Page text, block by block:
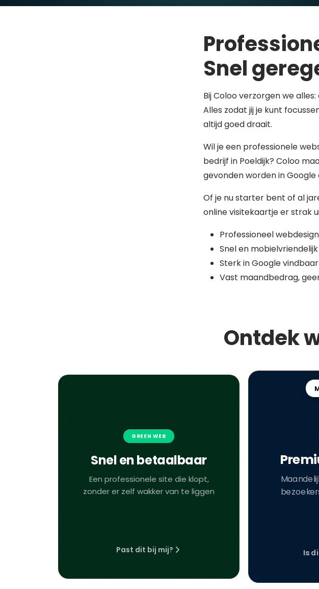
Snel
Bij Coloo verzorgen we
Alles zodat jij je kunt
altijd goed draait.
Wil je een professionele
bedrijf in Poeldijk? Coloo
gevonden worden in
Of je nu starter bent of al
online visitekaartje er strak
Professioneel webdesign
Snel en mobielvriendelijk
Sterk in Google vindbaar
Vast maandbedrag,
Ontdek
GREEN WEB
Snel en betaalbaar
Een professionele site die klopt,
zonder er zelf wakker van te liggen
Past dit bij mij? Is